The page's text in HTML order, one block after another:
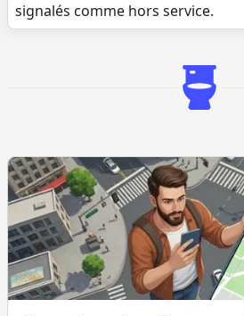
signalés comme hors service.